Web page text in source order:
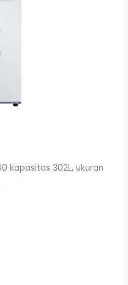
kapasitas 302L, ukuran